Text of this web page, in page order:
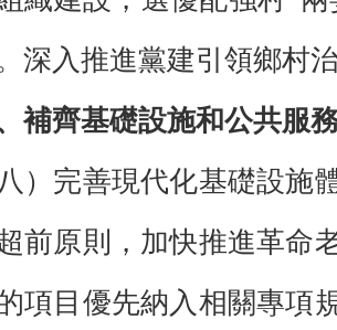
深入推進黨建引領鄉村
補齊基礎設施和公共服
完善現代化基礎設施
前原則，加快推進革命
項目優先納入相關專項